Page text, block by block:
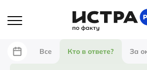
Все Кто в ответе? За